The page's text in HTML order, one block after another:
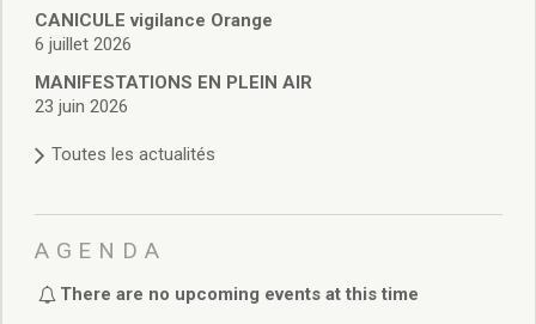
Budget de Fonctionnement
Budget d’Investissement
Conseils municipaux
Règlement du conseil municipal
Délibérations 2025
Délibérations 2022
Délibérations 2021
Délibérations 2020
CANICULE vigilance Orange
6 juillet 2026
MANIFESTATIONS EN PLEIN AIR
23 juin 2026
Toutes les actualités
AGENDA
There are no upcoming events at this time